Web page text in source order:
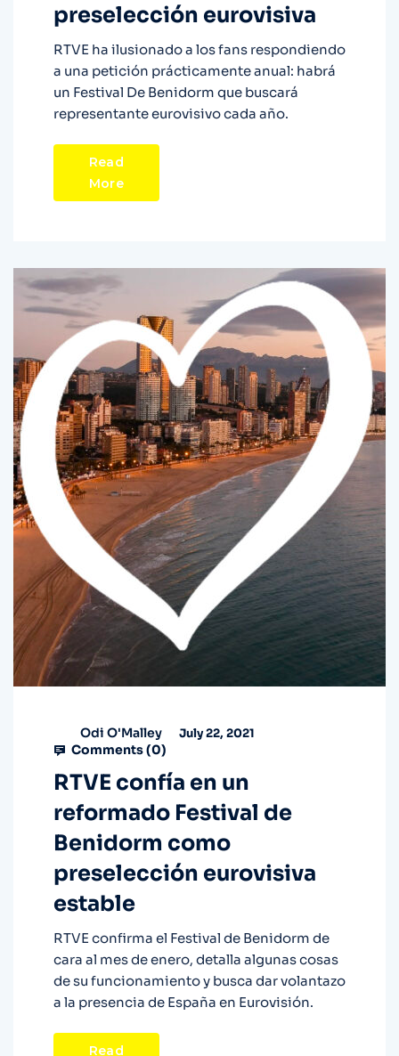
preselección eurovisiva
RTVE ha ilusionado a los fans respondiendo
a una petición prácticamente anual: habrá
un Festival De Benidorm que buscará
representante eurovisivo cada año.
Read
More
Odi O'Malley July 22, 2021
Comments (0)
RTVE confía en un
reformado Festival de
Benidorm como
preselección eurovisiva
estable
RTVE confirma el Festival de Benidorm de
cara al mes de enero, detalla algunas cosas
de su funcionamiento y busca dar volantazo
a la presencia de España en Eurovisión.
Read